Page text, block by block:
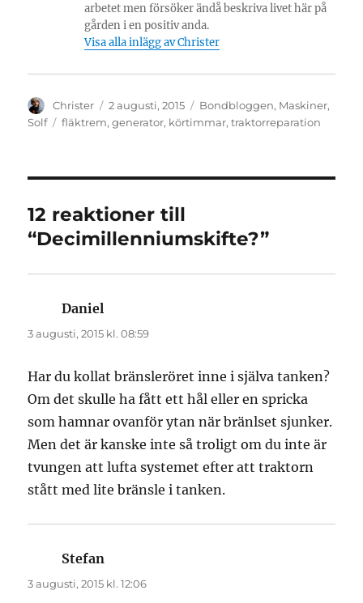
arbetet men försöker ändå beskriva livet här på
gården i en positiv anda.
Visa alla inlägg av Christer
Författare
Christer
Publicerat
den
2 augusti, 2015 Kategorier
Bondbloggen, Maskiner,
Solf
Etiketter
fläktrem,generator, körtimmar,traktorreparation
12 reaktioner till
“Decimillenniumskifte?”
Daniel
3 augusti, 2015 kl. 08:59
Har du kollat bränsleröret inne i själva tanken?
Om det skulle ha fått ett hål eller en spricka
som hamnar ovanför ytan när bränlset sjunker.
Men det är kanske inte så troligt om du inte är
tvungen att lufta systemet efter att traktorn
stått med lite bränsle i tanken.
Stefan
3 augusti, 2015 kl. 12:06